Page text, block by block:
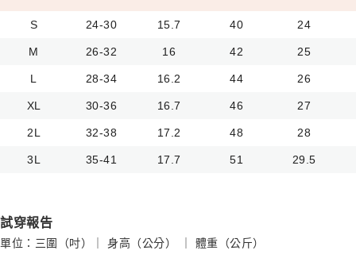
S 24-30 15.7 40 24
M 26-32 16 42 25
L 28-34 16.2 44 26
XL 30-36 16.7 46 27
2L 32-38 17.2 48 28
3L 35-41 17.7 51 29.5
試穿報告
單位：三圍（吋）｜ 身高（公分） ｜ 體重（公斤）